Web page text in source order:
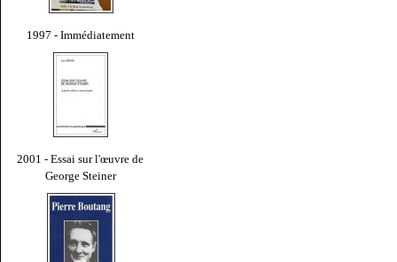
1997 - Immédiatement
2001 - Essai sur l'œuvre de
George Steiner